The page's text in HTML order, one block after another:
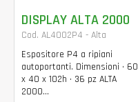
DISPLAY ALTA 2000
Cod. AL4002P4 - Alta
Espositore P4 a ripiani
autoportanti. Dimensioni • 60
x 40 x 102h • 36 pz ALTA
2000...